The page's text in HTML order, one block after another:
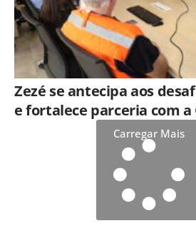
Zezé se antecipa aos
e fortalece parceria com a
enfrentar eventosCarregar Mais